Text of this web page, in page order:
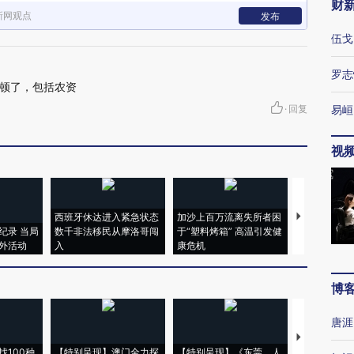
网观点 发布
了，包括农资
· 回复
录 当局
活动
西班牙休达进入紧急状态
数千非法移民从摩洛哥闯
入
加沙上百万流离失所者困
于“塑料烤箱” 高温引发健
康危机
视线｜
术：是什么
心“花钱找虐
【推广】走
财
伍戈
罗
易峘
视
博
唐涯